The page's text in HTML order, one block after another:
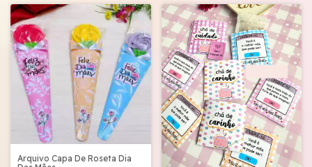
Arquivo Capa De Roseta Dia